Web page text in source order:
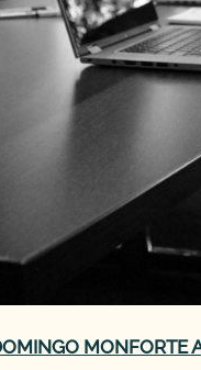
MONFORTE